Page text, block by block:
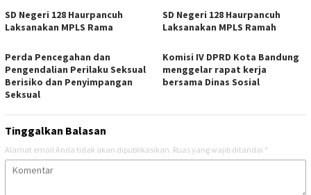
SD Negeri 128 Haurpancuh
Laksanakan MPLS Rama
SD Negeri 128 Haurpancuh
Laksanakan MPLS Ramah
Perda Pencegahan dan
Pengendalian Perilaku Seksual
Berisiko dan Penyimpangan
Seksual
Komisi IV DPRD Kota Bandung
menggelar rapat kerja
bersama Dinas Sosial
Tinggalkan Balasan
Alamat email Anda tidak akan dipublikasikan. Ruas yang wajib ditandai *